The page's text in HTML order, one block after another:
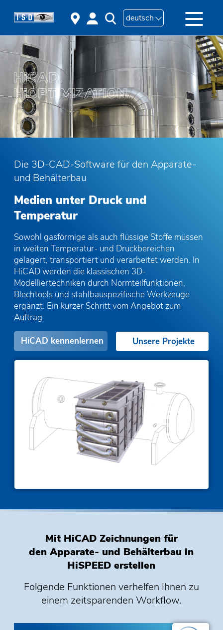
deutsch
Die 3D-CAD-Software für den Apparate-
und Behälterbau
Medien unter Druck und
Temperatur
Sowohl gasförmige als auch flüssige Stoffe müssen
in weiten Temperatur- und Druckbereichen
gelagert, transportiert und verarbeitet werden. In
HiCAD werden die klassischen 3D-
Modelliertechniken durch Normteilfunktionen,
Blechtools und stahlbauspezifische Werkzeuge
ergänzt. Ein kurzer Schritt vom Angebot zum
Auftrag.
HiCAD kennenlernen Unsere Projekte
Mit HiCAD Zeichnungen für
den Apparate- und Behälterbau in
HiSPEED erstellen
Folgende Funktionen verhelfen Ihnen zu
einem zeitsparenden Workflow.